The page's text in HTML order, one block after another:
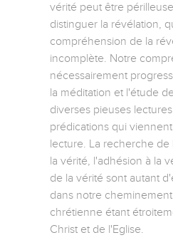
vérité peut être
distinguer la révélation,
compréhension de la
incomplète. Notre
nécessairement
la méditation et l'étude
diverses pieuses
prédications qui
lecture. La recherche
la vérité, l'adhésion à la
de la vérité sont autant
dans notre
chrétienne étant
Christ et de l'Eglise.